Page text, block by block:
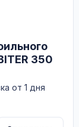
350
от 1 дня